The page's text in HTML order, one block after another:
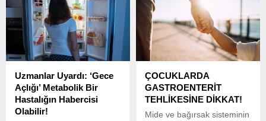
olarak karşımıza çıkıyor.
Kızılcahamam’da bulunan
TUSAŞ’a yönelik
gerçekleştirilen terör
saldırısını Ümraniye
Meydanı’nda düzenlediği
lanetledi.
Uzmanlar Uyardı: ‘Gece
Açlığı’ Metabolik Bir
Hastalığın Habercisi
Olabilir!
ÇOCUKLARDA
GASTROENTERİT
TEHLİKESİNE DİKKAT!
Mide ve bağırsak sisteminin